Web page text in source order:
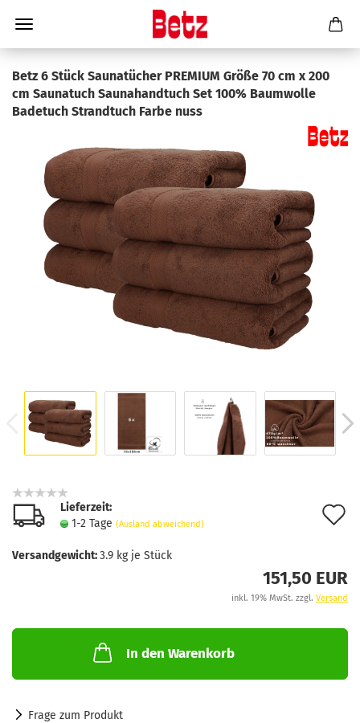
Betz 6 Stück Saunatücher PREMIUM Größe 70 cm x 200
cm Saunatuch Saunahandtuch Set 100% Baumwolle
Badetuch Strandtuch Farbe nuss
Lieferzeit:
1-2 Tage (Ausland abweichend)
Versandgewicht:3.9 kg je Stück
151,50 EUR
inkl. 19% MwSt. zzgl. Versand
In den Warenkorb
Frage zum Produkt